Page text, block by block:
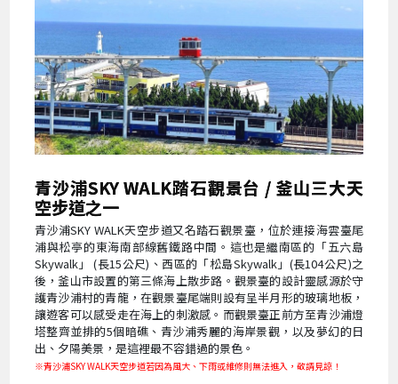
青沙浦SKY WALK踏石觀景台 / 釜山三大天
空步道之一
青沙浦SKY WALK天空步道又名踏石觀景臺，位於連接海雲臺尾
浦與松亭的東海南部線舊鐵路中間。這也是繼南區的「五六島
Skywalk」 (長15公尺)、西區的「松島Skywalk」(長104公尺)之
後，釜山市設置的第三條海上散步路。觀景臺的設計靈感源於守
護青沙浦村的青龍，在觀景臺尾端則設有呈半月形的玻璃地板，
讓遊客可以感受走在海上的刺激感。而觀景臺正前方至青沙浦燈
塔整齊並排的5個暗礁、青沙浦秀麗的海岸景觀，以及夢幻的日
出、夕陽美景，是這裡最不容錯過的景色。
※青沙浦SKY WALK天空步道若因為風大、下雨或維修則無法進入，敬請見諒！